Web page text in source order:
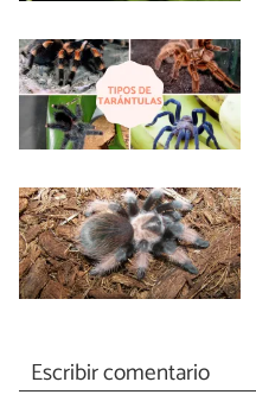
Escribir comentario